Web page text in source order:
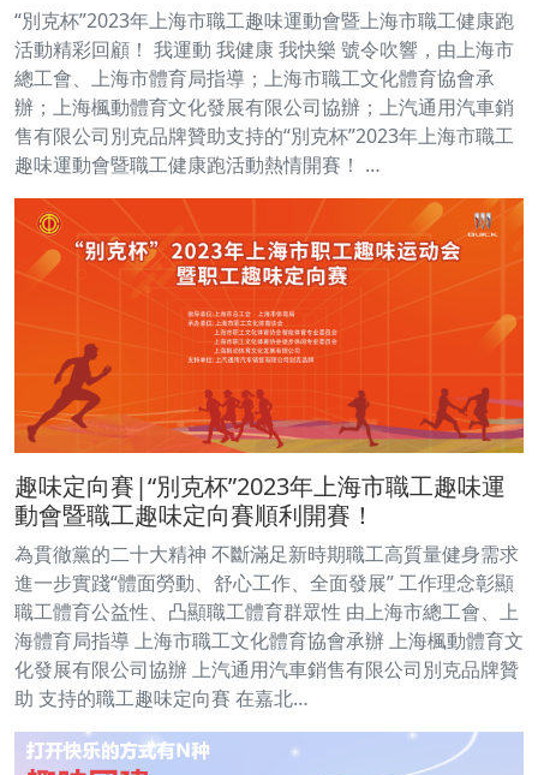
“別克杯”2023年上海市職工趣味運動會暨上海市職工健康跑
活動精彩回顧！ 我運動 我健康 我快樂 號令吹響，由上海市
總工會、上海市體育局指導；上海市職工文化體育協會承
辦；上海楓動體育文化發展有限公司協辦；上汽通用汽車銷
售有限公司別克品牌贊助支持的“別克杯”2023年上海市職工
趣味運動會暨職工健康跑活動熱情開賽！ …
趣味定向賽|“別克杯”2023年上海市職工趣味運
動會暨職工趣味定向賽順利開賽！
為貫徹黨的二十大精神 不斷滿足新時期職工高質量健身需求
進一步實踐“體面勞動、舒心工作、全面發展” 工作理念彰顯
職工體育公益性、凸顯職工體育群眾性 由上海市總工會、上
海體育局指導 上海市職工文化體育協會承辦 上海楓動體育文
化發展有限公司協辦 上汽通用汽車銷售有限公司別克品牌贊
助 支持的職工趣味定向賽 在嘉北…